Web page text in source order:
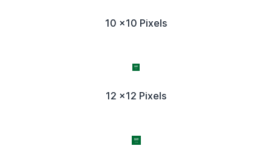
10 x10 Pixels
12 x12 Pixels